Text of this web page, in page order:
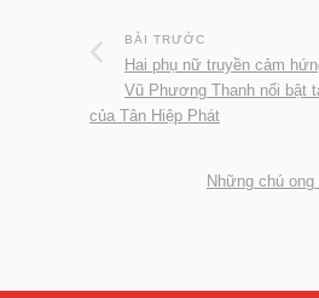
BÀI TRƯỚC
Hai phụ nữ truyền cảm
Vũ Phương Thanh nổi bật
của Tân Hiệp Phát
Những chú